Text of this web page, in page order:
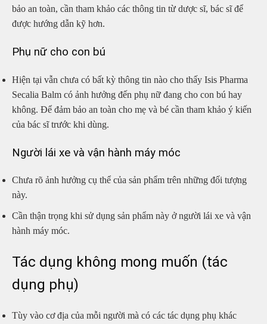
bảo an toàn, cần tham khảo các thông tin từ dược sĩ, bác sĩ để
được hướng dẫn kỹ hơn.
Phụ nữ cho con bú
Hiện tại vẫn chưa có bất kỳ thông tin nào cho thấy Isis Pharma
Secalia Balm có ảnh hưởng đến phụ nữ đang cho con bú hay
không. Để đảm bảo an toàn cho mẹ và bé cần tham khảo ý kiến
của bác sĩ trước khi dùng.
Người lái xe và vận hành máy móc
Chưa rõ ảnh hưởng cụ thể của sản phẩm trên những đối tượng
này.
Cần thận trọng khi sử dụng sản phẩm này ở người lái xe và vận
hành máy móc.
Tác dụng không mong muốn (tác
dụng phụ)
Tùy vào cơ địa của mỗi người mà có các tác dụng phụ khác